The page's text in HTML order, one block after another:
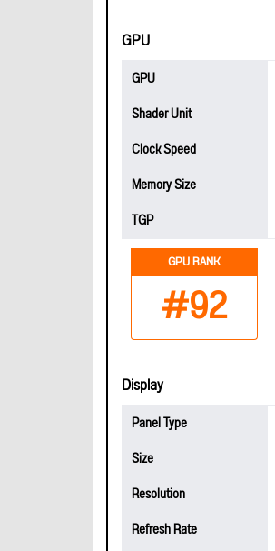
GPU
GPU
Shader Unit
Clock Speed
Memory Size
TGP
GPU RANK
#92
Display
Panel Type
Size
Resolution
Refresh Rate